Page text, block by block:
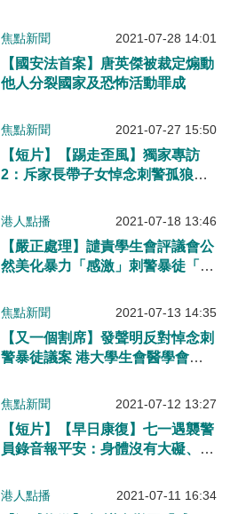
兇徒有關聯
焦點新聞 2021-07-28 14:01
【國安法首案】唐英傑被裁定煽動
他人分裂國家及恐怖活動罪成
焦點新聞 2021-07-27 15:50
【短片】【踢走歪風】獨家專訪
2：斥家長帶子女悼念刺警孤狼、
憤怒心寒！倡警方加強網絡巡邏、
等！
港人點播 2021-07-18 13:46
【嚴正處理】譴責學生會評議會公
然美化暴力「感激」刺警暴徒「為
現有的校內角色
焦點新聞 2021-07-13 14:35
【又一個割席】發聲明反對悼念刺
警暴徒議案 港大學生會醫學會退
焦點新聞 2021-07-12 13:27
【短片】【早日康復】七一遇襲警
員錄音報平安：身體沒有大礙、肺
網民暖心打氣：早日康復、香港靠
港人點播 2021-07-11 16:34